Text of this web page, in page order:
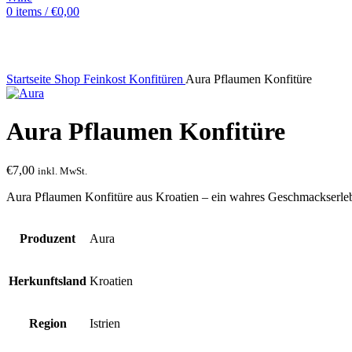
0 items / €0,00
Startseite Shop Feinkost Konfitüren Aura Pflaumen Konfitüre
Aura Pflaumen Konfitüre
€7,00 inkl. MwSt.
Aura Pflaumen Konfitüre aus Kroatien – ein wahres
Produzent Aura
Herkunftsland Kroatien
Region Istrien